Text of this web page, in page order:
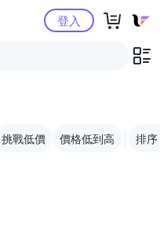
購物中心登入
挑戰低價 價格低到高 排序